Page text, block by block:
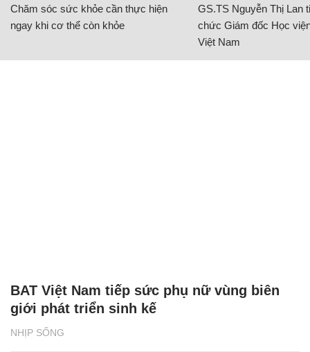
Chăm sóc sức khỏe cần thực hiện
ngay khi cơ thể còn khỏe
GS.TS Nguyễn Thị Lan
chức Giám đốc Học
Việt Nam
NHỊP SỐNG
BAT Việt Nam tiếp sức phụ nữ vùng biên
giới phát triển sinh kế